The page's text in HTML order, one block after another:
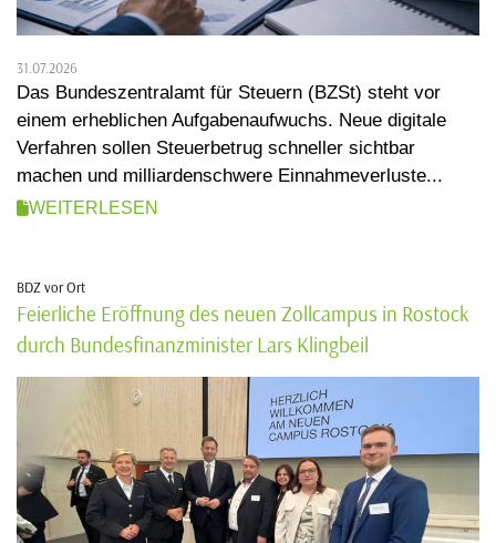
31.07.2026
Das Bundeszentralamt für Steuern (BZSt) steht vor
einem erheblichen Aufgabenaufwuchs. Neue digitale
Verfahren sollen Steuerbetrug schneller sichtbar
machen und milliardenschwere Einnahmeverluste...
WEITERLESEN
BDZ vor Ort
Feierliche Eröffnung des neuen Zollcampus in Rostock
durch Bundesfinanzminister Lars Klingbeil